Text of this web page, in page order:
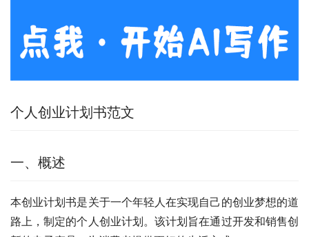
个人创业计划书范文
一、概述
本创业计划书是关于一个年轻人在实现自己的创业梦想的道
路上，制定的个人创业计划。该计划旨在通过开发和销售创